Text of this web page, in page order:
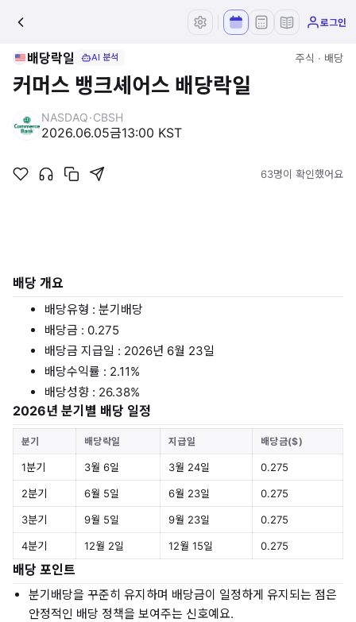
로그인
배당락일 AI 분석 주식 · 배당
커머스 뱅크셰어스 배당락일
NASDAQ·CBSH
2026.06.05금13:00 KST
63명이 확인했어요
배당 개요
배당유형 : 분기배당
배당금 : 0.275
배당금 지급일 : 2026년 6월 23일
배당수익률 : 2.11%
배당성향 : 26.38%
2026년 분기별 배당 일정
분기 배당락일 지급일 배당금($)
1분기 3월 6일 3월 24일 0.275
2분기 6월 5일 6월 23일 0.275
3분기 9월 5일 9월 23일 0.275
4분기 12월 2일 12월 15일 0.275
배당 포인트
분기배당을 꾸준히 유지하며 배당금이 일정하게 유지되는 점은
안정적인 배당 정책을 보여주는 신호예요.